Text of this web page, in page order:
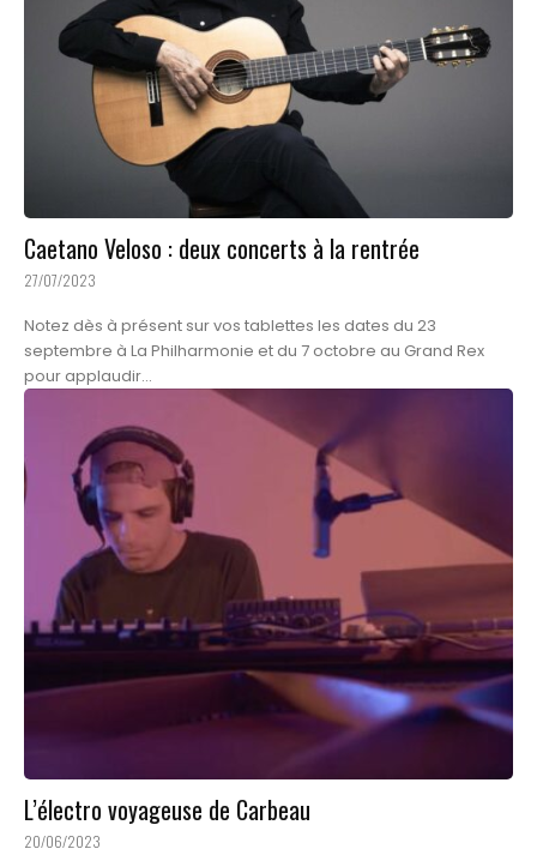
Caetano Veloso : deux concerts à la rentrée
27/07/2023
Notez dès à présent sur vos tablettes les dates du 23
septembre à La Philharmonie et du 7 octobre au Grand Rex
pour applaudir...
L’électro voyageuse de Carbeau
20/06/2023